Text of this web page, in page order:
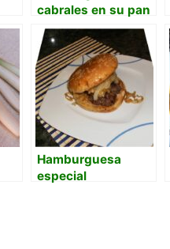
cabrales en su pan
de nueces
Hamburguesa
especial